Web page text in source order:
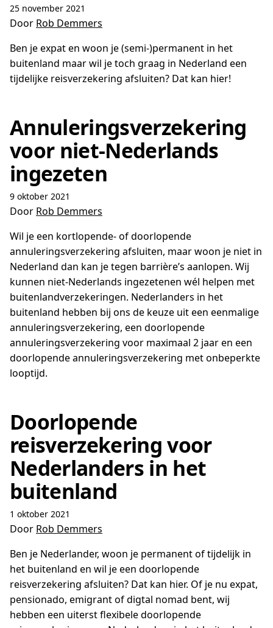
25 november 2021
Door Rob Demmers
Ben je expat en woon je (semi-)permanent in het
buitenland maar wil je toch graag in Nederland een
tijdelijke reisverzekering afsluiten? Dat kan hier!
Annuleringsverzekering
voor niet-Nederlands
ingezeten
9 oktober 2021
Door Rob Demmers
Wil je een kortlopende- of doorlopende
annuleringsverzekering afsluiten, maar woon je niet in
Nederland dan kan je tegen barrière’s aanlopen. Wij
kunnen niet-Nederlands ingezetenen wél helpen met
buitenlandverzekeringen. Nederlanders in het
buitenland hebben bij ons de keuze uit een eenmalige
annuleringsverzekering, een doorlopende
annuleringsverzekering voor maximaal 2 jaar en een
doorlopende annuleringsverzekering met onbeperkte
looptijd.
Doorlopende
reisverzekering voor
Nederlanders in het
buitenland
1 oktober 2021
Door Rob Demmers
Ben je Nederlander, woon je permanent of tijdelijk in
het buitenland en wil je een doorlopende
reisverzekering afsluiten? Dat kan hier. Of je nu expat,
pensionado, emigrant of digtal nomad bent, wij
hebben een uiterst flexibele doorlopende